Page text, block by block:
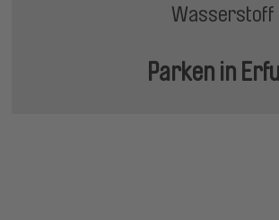
Wasserstoff
Parken in